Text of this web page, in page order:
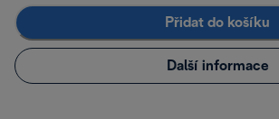
Přidat do košíku
Další informace